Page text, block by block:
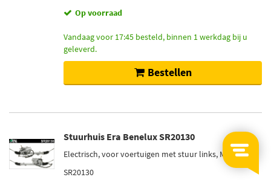
Op voorraad
Vandaag voor 17:45 besteld, binnen 1 werkdag bij u
geleverd.
Bestellen
Stuurhuis Era Benelux SR20130
Electrisch, voor voertuigen met stuur links, M14-1.5
SR20130